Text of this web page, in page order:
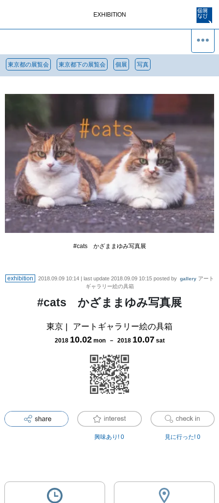
EXHIBITION
東京都の展覧会 東京都下の展覧会 個展 写真
#cats かざままゆみ写真展
exhibition 2018.09.09 10:14| last update 2018.09.09 10:15posted by gallery アート
ギャラリー絵の具箱
#cats かざままゆみ写真展
東京 | アートギャラリー絵の具箱
2018 10.02 mon－ 2018 10.07 sat
興味あり! 0 見に行った! 0